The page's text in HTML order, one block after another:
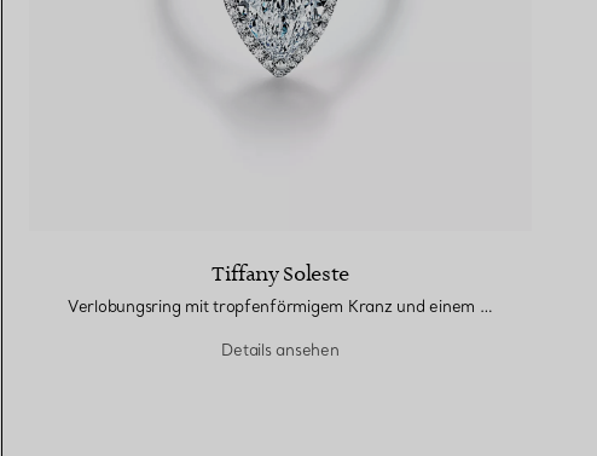
Tiffany Soleste
Verlobungsring mit tropfenförmigem Kranz und einem Diamantring in Platin
Details ansehen